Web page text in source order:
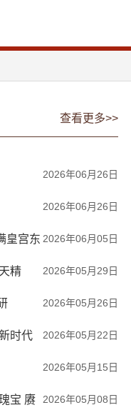
查看更多>>
2026年06月26日
2026年06月26日
2026年06月05日
皇宫东
2026年05月29日
精
2026年05月26日
2026年05月22日
时代
2026年05月15日
2026年05月08日
宝 赓